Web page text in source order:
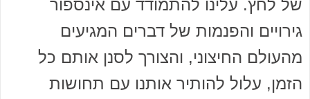
של לחץ. עלינו להתמודד עם אינספור
גירויים והפנמות של דברים המגיעים
מהעולם החיצוני, והצורך לסנן אותם כל
הזמן, עלול להותיר אותנו עם תחושות